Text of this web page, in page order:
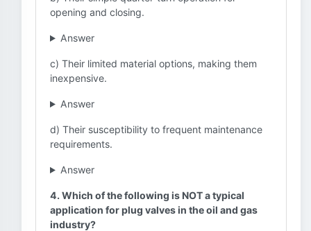
opening and closing.
Answer
c) Their limited material options, making them
inexpensive.
Answer
d) Their susceptibility to frequent maintenance
requirements.
Answer
4. Which of the following is NOT a typical
application for plug valves in the oil and gas
industry?